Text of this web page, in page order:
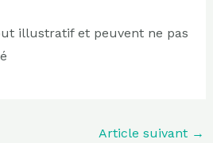
illustratif et peuvent ne pas
Article suivant →